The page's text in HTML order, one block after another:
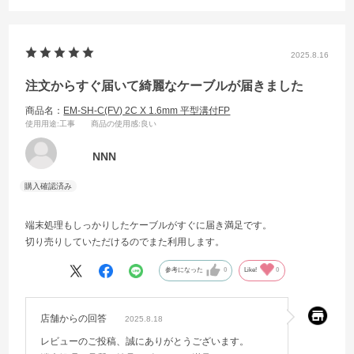
2025.8.16
注文からすぐ届いて綺麗なケーブルが届きました
商品名： EM-SH-C(FV) 2C X 1.6mm 平型溝付FP
使用用途:工事 商品の使用感:良い
NNN
端末処理もしっかりしたケーブルがすぐに届き満足です。
切り売りしていただけるのでまた利用します。
参考になった 0 Like! 0
店舗からの回答 2025.8.18
レビューのご投稿、誠にありがとうございます。